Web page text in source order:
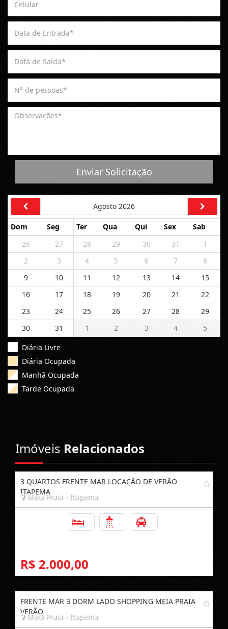
Enviar Solicitação
Agosto 2026
Dom Seg Ter Qua Qui Sex
Sab
26
27 28 29 30 31
1
2
3 4 5 6 7
8
9
10 11 12 13 14
15
16
17 18 19 20 21
22
23
24 25 26 27 28
29
30
31 1 2 3 4
5
Diária Livre
Diária Ocupada
Manhã Ocupada
Tarde Ocupada
Imóveis Relacionados
3 QUARTOS FRENTE MAR LOCAÇÃO DE VERÃO
ITAPEMA
Meia Praia - Itapema
R$ 2.000,00
FRENTE MAR 3 DORM LADO SHOPPING MEIA PRAIA
VERÃO
Meia Praia - Itapema